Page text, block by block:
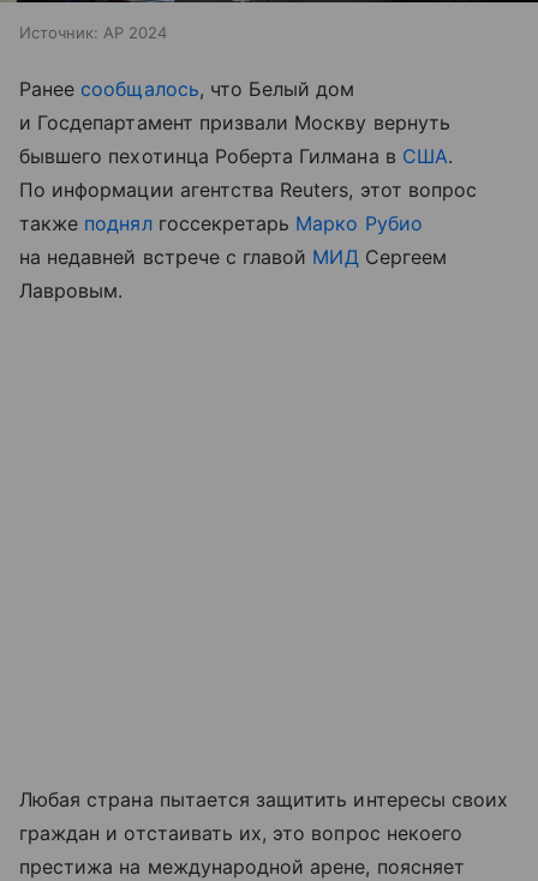
Источник: AP 2024
Ранее сообщалось, что Белый дом
и Госдепартамент призвали Москву вернуть
бывшего пехотинца Роберта Гилмана в США.
По информации агентства Reuters, этот вопрос
также поднялгоссекретарь Марко Рубио
на недавней встрече с главой МИДСергеем
Лавровым.
Любая страна пытается защитить интересы своих
граждан и отстаивать их, это вопрос некоего
престижа на международной арене, поясняет